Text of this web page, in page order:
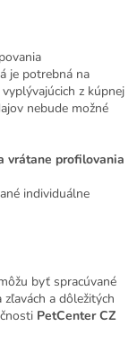
je potrebná na
z kúpnej
nebude možné
vrátane profilovania
individuálne
byť spracúvané
a dôležitých
PetCenter CZ